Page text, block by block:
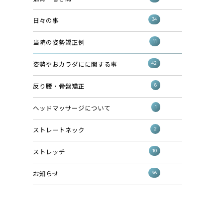
日々の事 34
当院の姿勢矯正例 11
姿勢やおカラダにに関する事 42
反り腰・骨盤矯正 8
ヘッドマッサージについて 1
ストレートネック 2
ストレッチ 10
お知らせ 96